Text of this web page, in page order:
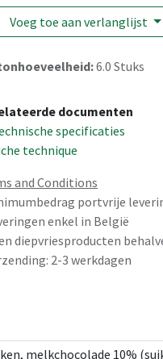
Voeg toe aan verlanglijst
6.0 Stuks
documenten
specificaties
technique
and Conditions
portvrije
enkel in België
diepvriesproducten
2-3 werkdagen
melkchocolade 10%